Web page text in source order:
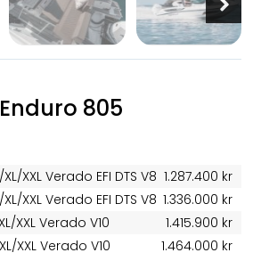
805
XXL Verado EFI DTS V8 1.287.400 kr
XXL Verado EFI DTS V8 1.336.000 kr
XXL Verado V10
1.415.900 kr
XXL Verado V10
1.464.000 kr